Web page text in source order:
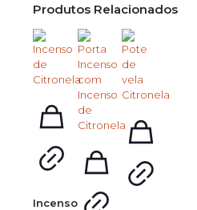
Produtos Relacionados
Incenso